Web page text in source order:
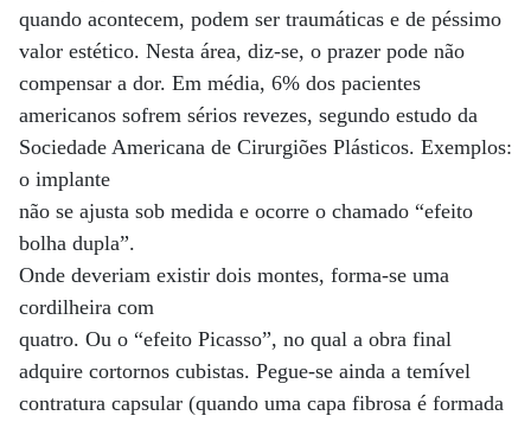
quando acontecem, podem ser traumáticas e de péssimo
valor estético. Nesta área, diz-se, o prazer pode não
compensar a dor. Em média, 6% dos pacientes
americanos sofrem sérios revezes, segundo estudo da
Sociedade Americana de Cirurgiões Plásticos. Exemplos:
o implante
não se ajusta sob medida e ocorre o chamado “efeito
bolha dupla”.
Onde deveriam existir dois montes, forma-se uma
cordilheira com
quatro. Ou o “efeito Picasso”, no qual a obra final
adquire cortornos cubistas. Pegue-se ainda a temível
contratura capsular (quando uma capa fibrosa é formada